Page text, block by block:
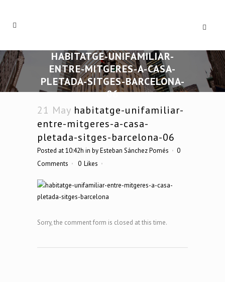
HABITATGE-UNIFAMILIAR-
ENTRE-MITGERES-A-CASA-
PLETADA-SITGES-BARCELONA-
06
21 May habitatge-unifamiliar-
entre-mitgeres-a-casa-
pletada-sitges-barcelona-06
Posted at 10:42h in byEsteban Sánchez Pomés
0
Comments
0 Likes
Sorry, the comment form is closed at this time.